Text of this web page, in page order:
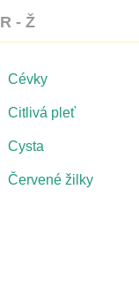
R - Ž
Cévky
Citlivá pleť
Cysta
Červené žilky